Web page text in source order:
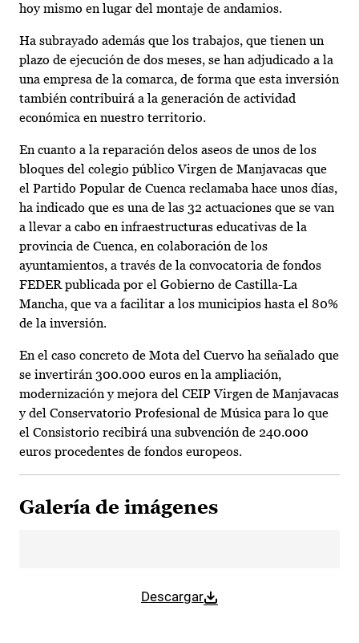
hoy mismo en lugar del montaje de andamios.
Ha subrayado además que los trabajos, que tienen un
plazo de ejecución de dos meses, se han adjudicado a la
una empresa de la comarca, de forma que esta inversión
también contribuirá a la generación de actividad
económica en nuestro territorio.
En cuanto a la reparación delos aseos de unos de los
bloques del colegio público Virgen de Manjavacas que
el Partido Popular de Cuenca reclamaba hace unos días,
ha indicado que es una de las 32 actuaciones que se van
a llevar a cabo en infraestructuras educativas de la
provincia de Cuenca, en colaboración de los
ayuntamientos, a través de la convocatoria de fondos
FEDER publicada por el Gobierno de Castilla-La
Mancha, que va a facilitar a los municipios hasta el 80%
de la inversión.
En el caso concreto de Mota del Cuervo ha señalado que
se invertirán 300.000 euros en la ampliación,
modernización y mejora del CEIP Virgen de Manjavacas
y del Conservatorio Profesional de Música para lo que
el Consistorio recibirá una subvención de 240.000
euros procedentes de fondos europeos.
Galería de imágenes
Descargar